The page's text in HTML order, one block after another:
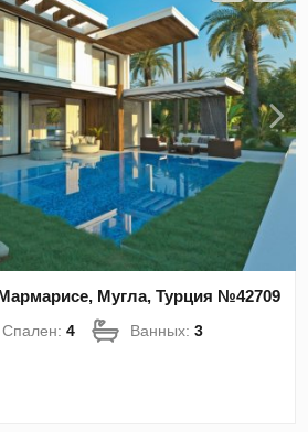
Мугла, Турция №42709
Спален:4 Ванных:3